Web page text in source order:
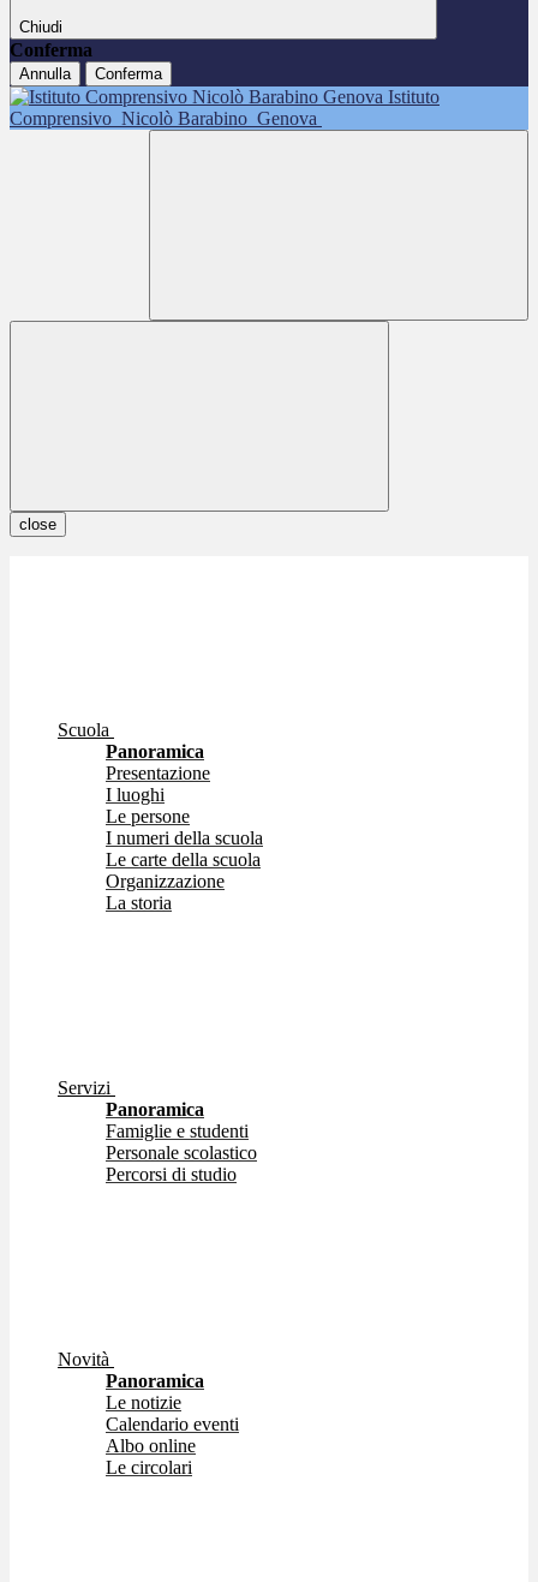
Chiudi
Conferma
Annulla Conferma
Istituto
Comprensivo Nicolò Barabino Genova
close
Scuola
Panoramica
Presentazione
I luoghi
Le persone
I numeri della scuola
Le carte della scuola
Organizzazione
La storia
Servizi
Panoramica
Famiglie e studenti
Personale scolastico
Percorsi di studio
Novità
Panoramica
Le notizie
Calendario eventi
Albo online
Le circolari